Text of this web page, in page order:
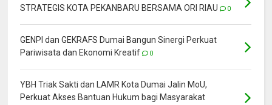
STRATEGIS KOTA PEKANBARU BERSAMA ORI RIAU
0
GENPI dan GEKRAFS Dumai Bangun Sinergi Perkuat
Pariwisata dan Ekonomi Kreatif
0
YBH Triak Sakti dan LAMR Kota Dumai Jalin MoU,
Perkuat Akses Bantuan Hukum bagi Masyarakat